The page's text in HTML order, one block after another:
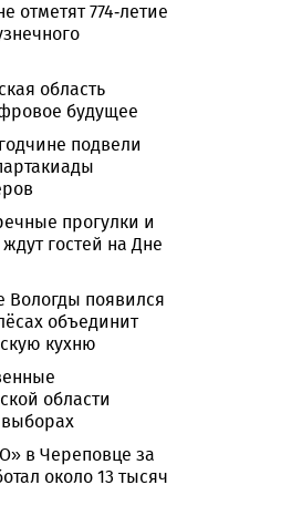
отметят 774-летие
область
будущее
подвели
прогулки и
гостей на Дне
Вологды появился
объединит
кухню
области
выборах
в Череповце за
около 13 тысяч